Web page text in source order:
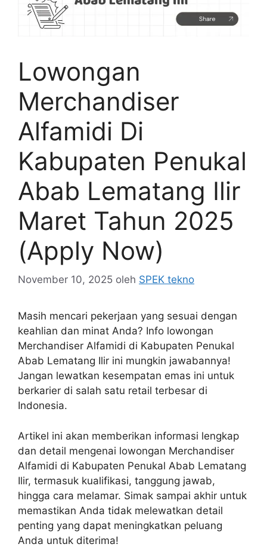
Lowongan
Merchandiser
Alfamidi Di
Kabupaten Penukal
Abab Lematang Ilir
Maret Tahun 2025
(Apply Now)
November 10, 2025 oleh SPEK tekno
Masih mencari pekerjaan yang sesuai dengan
keahlian dan minat Anda? Info lowongan
Merchandiser Alfamidi di Kabupaten Penukal
Abab Lematang Ilir ini mungkin jawabannya!
Jangan lewatkan kesempatan emas ini untuk
berkarier di salah satu retail terbesar di
Indonesia.
Artikel ini akan memberikan informasi lengkap
dan detail mengenai lowongan Merchandiser
Alfamidi di Kabupaten Penukal Abab Lematang
Ilir, termasuk kualifikasi, tanggung jawab,
hingga cara melamar. Simak sampai akhir untuk
memastikan Anda tidak melewatkan detail
penting yang dapat meningkatkan peluang
Anda untuk diterima!